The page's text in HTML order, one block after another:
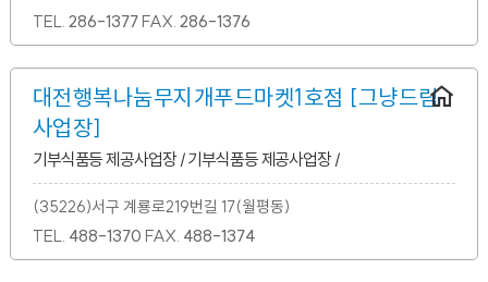
TEL. 286-1377 FAX. 286-1376
대전행복나눔무지개푸드마켓1호점 [그냥드림
사업장]
기부식품등 제공사업장 / 기부식품등 제공사업장 /
(35226)서구 계룡로219번길 17(월평동)
TEL. 488-1370 FAX. 488-1374